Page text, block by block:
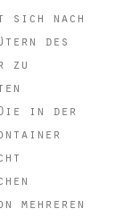
sich nach
des
zu
in der
mehreren